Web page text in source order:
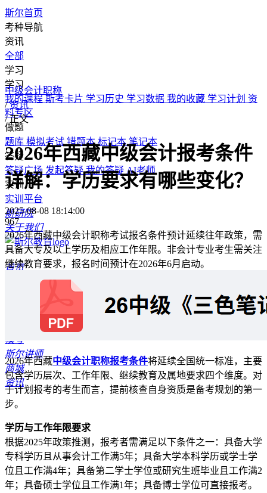
斯尔首页
考种导航
资讯
全部
学习
学习
我的课程 斯考卡片 学习历史 学习数据 我的收藏 学习计划 资
料专区
做题
题库 模拟考试错题本标记本笔记本
答疑
答疑广场 发起答疑我的答疑 AI老师
实训
实训平台
斯研院
关于我们
首页
报考指南
模考
斯尔讲师
商城
资讯
中级会计职称
/ 资讯
/ 正文
2026年西藏中级会计报考条件
详解：学历要求有哪些变化？
2025-08-08 18:14:00
967
2026年西藏中级会计职称考试报名条件预计延续往年政策，需
具备大专及以上学历及相应工作年限。非会计专业考生需关注
继续教育要求，报名时间预计在2026年6月启动。
2026年西藏中级会计职称报考条件将延续全国统一标准，主要
包含学历层次、工作年限、继续教育及属地要求四个维度。对
于计划报考的考生而言，提前核查自身资质是备考规划的第一
步。
学历与工作年限要求
根据2025年政策推测，报考者需满足以下条件之一：具备大学
专科学历且从事会计工作满5年；具备大学本科学历或学士学
位且工作满4年；具备第二学士学位或研究生班毕业且工作满2
年；具备硕士学位且工作满1年；具备博士学位可直接报考。